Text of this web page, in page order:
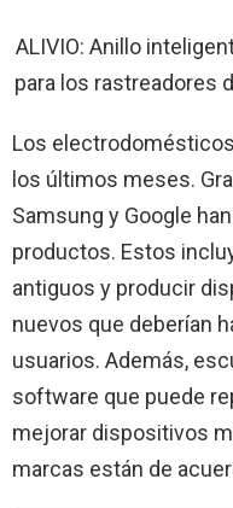
ALIVIO: Anillo
para los rastreadores
Los
los últimos meses.
Samsung y Google
productos. Estos
antiguos y producir
nuevos que deberían
usuarios. Además,
software que puede
mejorar dispositivos
marcas están de